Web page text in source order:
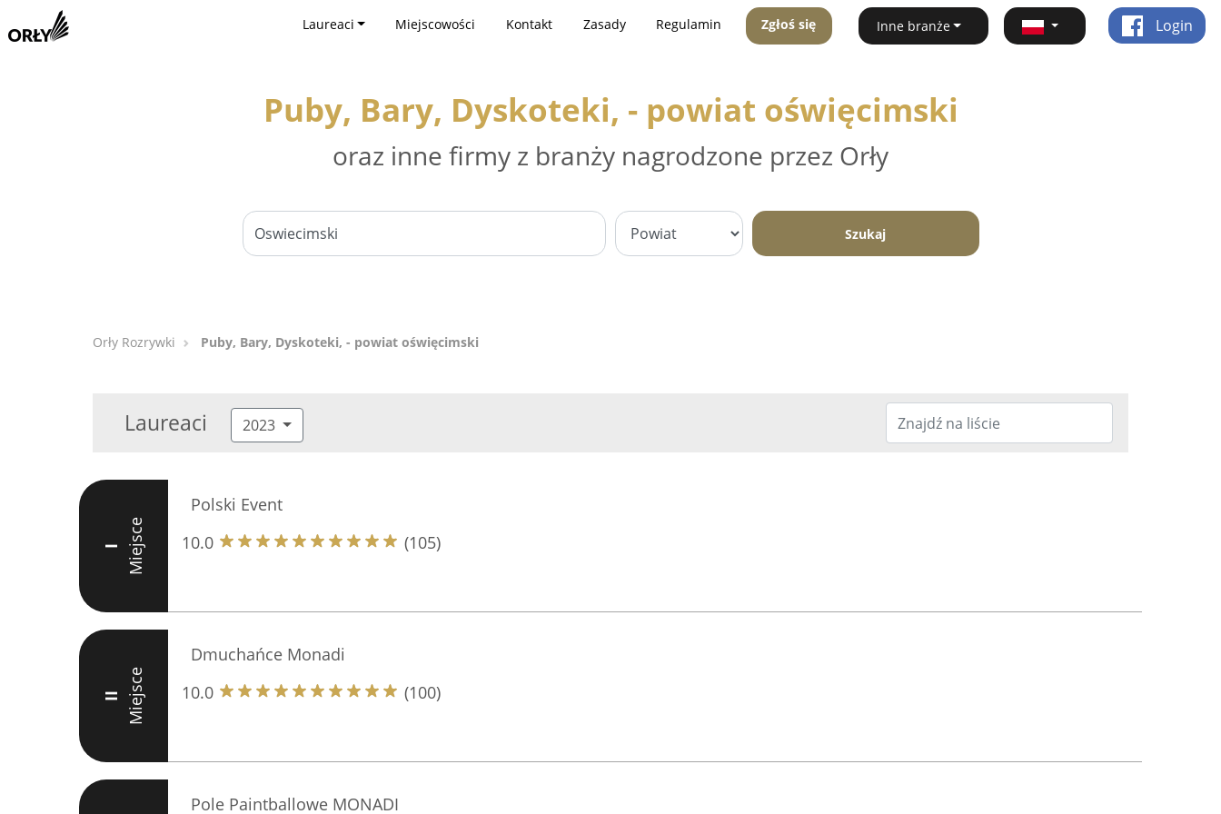
Laureaci Miejscowości Kontakt Zasady Regulamin Zgłoś się Inne branże Login
Puby, Bary, Dyskoteki, - powiat oświęcimski
oraz inne firmy z branży nagrodzone przez Orły
Szukaj
Orły Rozrywki Puby, Bary, Dyskoteki, - powiat oświęcimski
Laureaci 2023
I Miejsce
Polski Event
10.0
(105)
II Miejsce
Dmuchańce Monadi
10.0
(100)
Pole Paintballowe MONADI